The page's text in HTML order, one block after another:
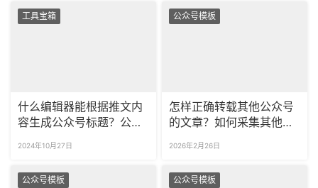
工具宝箱
什么编辑器能根据推文内
容生成公众号标题？公众
续写吗？
2024年10月27日
公众号模板
怎样正确转载其他公众号
的文章？如何采集其他人
2026年2月26日
公众号模板 公众号模板